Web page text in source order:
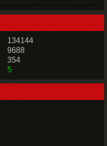
5
134144
9688
354